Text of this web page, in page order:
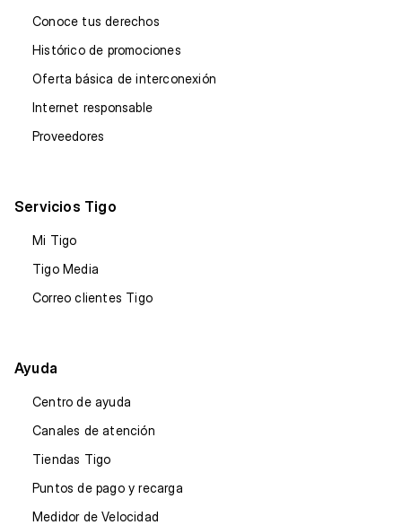
Conoce tus derechos
Histórico de promociones
Oferta básica de interconexión
Internet responsable
Proveedores
Servicios Tigo
Mi Tigo
Tigo Media
Correo clientes Tigo
Ayuda
Centro de ayuda
Canales de atención
Tiendas Tigo
Puntos de pago y recarga
Medidor de Velocidad